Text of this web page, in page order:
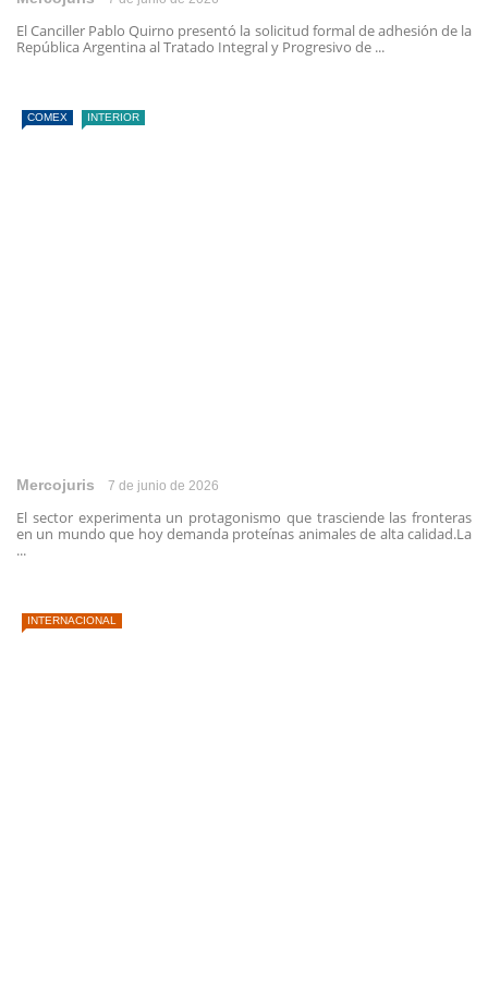
El Canciller Pablo Quirno presentó la solicitud formal de adhesión de la
República Argentina al Tratado Integral y Progresivo de ...
COMEX INTERIOR
Mercojuris 7 de junio de 2026
El sector experimenta un protagonismo que trasciende las fronteras
en un mundo que hoy demanda proteínas animales de alta calidad.La
...
INTERNACIONAL